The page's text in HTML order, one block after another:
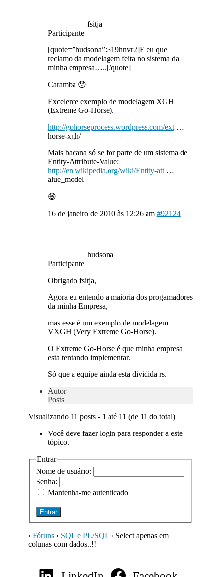
fsitja
Participante
[quote=”hudsona”:319hnvr2]E eu que
reclamo da modelagem feita no sistema da
minha empresa…..[/quote]
Caramba 😯
Excelente exemplo de modelagem XGH
(Extreme Go-Horse).
http://gohorseprocess.wordpress.com/ext…
horse-xgh/
Mais bacana só se for parte de um sistema de
Entity-Attribute-Value:
http://en.wikipedia.org/wiki/Entity-att…
alue_model
😆
16 de janeiro de 2010 às 12:26 am #92124
hudsona
Participante
Obrigado fsitja,
Agora eu entendo a maioria dos progamadores
da minha Empresa,
mas esse é um exemplo de modelagem
VXGH (Very Extreme Go-Horse).
O Extreme Go-Horse é que minha empresa
esta tentando implementar.
Só que a equipe ainda esta dividida rs.
Autor
Posts
Visualizando 11 posts - 1 até 11 (de 11 do total)
Você deve fazer login para responder a este
tópico.
Entrar
Nome de usuário:
Senha:
Mantenha-me autenticado
Entrar
› Fóruns › SQL e PL/SQL › Select apenas em
colunas com dados..!!